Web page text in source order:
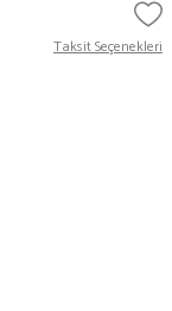
Taksit Seçenekleri